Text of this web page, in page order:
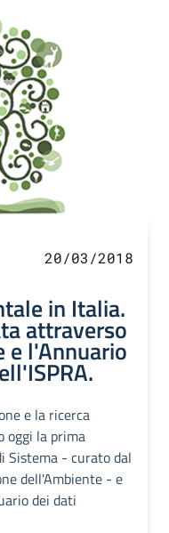
20/03/2018
in Italia.
attraverso
e l'Annuario
e la ricerca
oggi la prima
Sistema - curato dal
dell'Ambiente - e
dei dati